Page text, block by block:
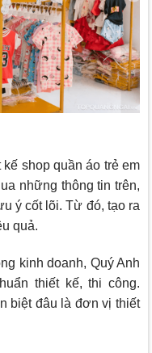
shop quần áo trẻ em
những thông tin trên,
ý cốt lõi. Từ đó, tạo ra
quả.
kinh doanh, Quý Anh
thiết kế, thi công.
biệt đâu là đơn vị thiết